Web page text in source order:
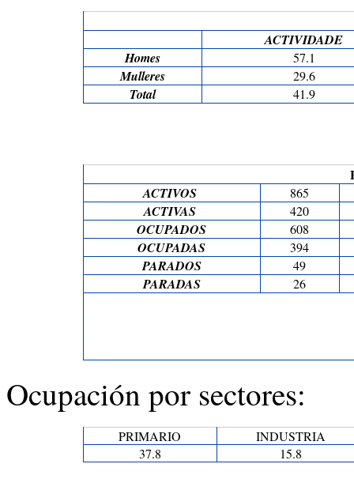
ACTIVIDADE
Homes
57.1
Mulleres 29.6
Total 41.9
ACTIVOS 865
ACTIVAS 420
OCUPADOS 608
OCUPADAS 394
PARADOS 49
PARADAS 26
Ocupación por sectores:
PRIMARIO
INDUSTRIA
37.8
15.8